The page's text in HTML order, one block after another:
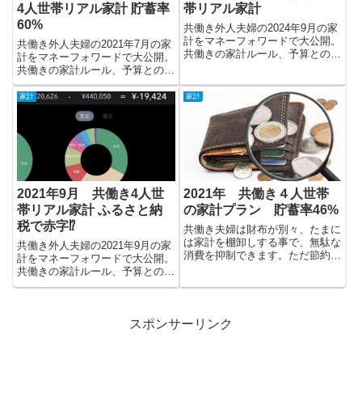
4人世帯リアル家計 貯蓄率
60%
共働き外人夫婦の2021年7月の家
計をマネーフォワードで大公開。
共働きの家計ルール、予算との比
較、収支の内訳及び年間収支がど
うだったのか、参考になることを
願っています。
帯リアル家計
共働き外人夫婦の2024年9月の家
計をマネーフォワードで大公開。
共働きの家計ルール、予算との比
願っています。
家計
2021年9月 共働き4人世
帯リアル家計 ふるさと納
税で赤字⁉︎
共働き外人夫婦の2021年9月の家
計をマネーフォワードで大公開。
共働きの家計ルール、予算との比
較、収支の内訳及び年間収支がど
家計
2021年 共働き４人世帯
の家計プラン 貯蓄率46%
共働き夫婦は財布が別々、たまに
は家計を棚卸しする事で、無駄な
消費を抑制できます。ただ節約す
ンを公開します。
スポンサーリンク